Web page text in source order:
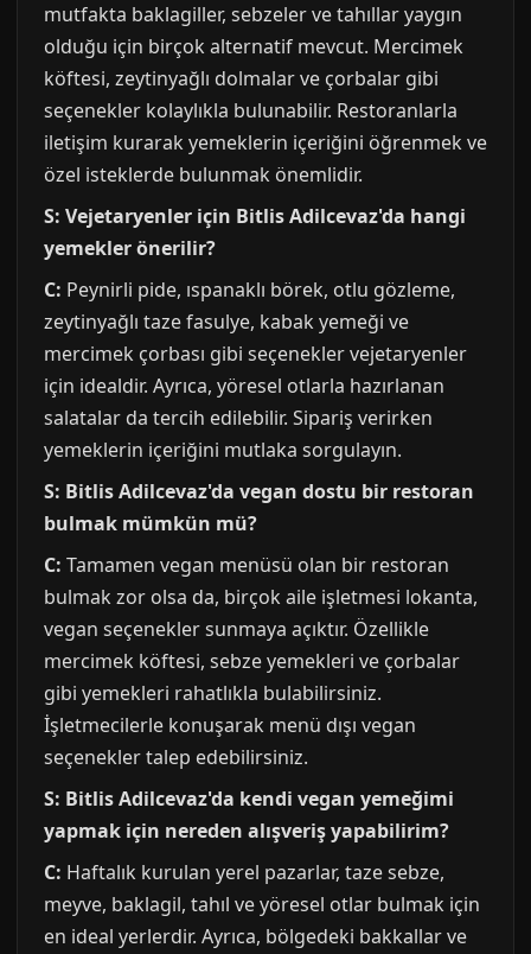
mutfakta baklagiller, sebzeler ve tahıllar yaygın
olduğu için birçok alternatif mevcut. Mercimek
köftesi, zeytinyağlı dolmalar ve çorbalar gibi
seçenekler kolaylıkla bulunabilir. Restoranlarla
iletişim kurarak yemeklerin içeriğini öğrenmek ve
özel isteklerde bulunmak önemlidir.
S: Vejetaryenler için Bitlis Adilcevaz'da hangi
yemekler önerilir?
C: Peynirli pide, ıspanaklı börek, otlu gözleme,
zeytinyağlı taze fasulye, kabak yemeği ve
mercimek çorbası gibi seçenekler vejetaryenler
için idealdir. Ayrıca, yöresel otlarla hazırlanan
salatalar da tercih edilebilir. Sipariş verirken
yemeklerin içeriğini mutlaka sorgulayın.
S: Bitlis Adilcevaz'da vegan dostu bir restoran
bulmak mümkün mü?
C: Tamamen vegan menüsü olan bir restoran
bulmak zor olsa da, birçok aile işletmesi lokanta,
vegan seçenekler sunmaya açıktır. Özellikle
mercimek köftesi, sebze yemekleri ve çorbalar
gibi yemekleri rahatlıkla bulabilirsiniz.
İşletmecilerle konuşarak menü dışı vegan
seçenekler talep edebilirsiniz.
S: Bitlis Adilcevaz'da kendi vegan yemeğimi
yapmak için nereden alışveriş yapabilirim?
C: Haftalık kurulan yerel pazarlar, taze sebze,
meyve, baklagil, tahıl ve yöresel otlar bulmak için
en ideal yerlerdir. Ayrıca, bölgedeki bakkallar ve